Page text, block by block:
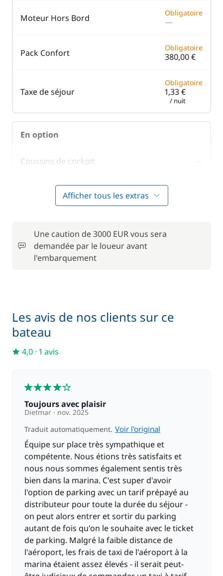
Moteur Hors Bord Obligatoire
—
Pack Confort Obligatoire
380,00 €
Taxe de séjour
Obligatoire
1,33 €
/ nuit
En option
Coussins de cockpit
Skipper (repas non inclus)
Afficher tous les extras
Une caution de 3000 EUR vous sera
demandée par le loueur avant
l'embarquement
Les avis de nos clients sur ce
bateau
4,0 · 1 avis
Toujours avec plaisir
Dietmar
nov. 2025
Traduit automatiquement. Voir l'original
Équipe sur place très sympathique et
compétente. Nous étions très satisfaits et
nous nous sommes également sentis très
bien dans la marina. C'est super d'avoir
l'option de parking avec un tarif prépayé au
distributeur pour toute la durée du séjour -
on peut alors entrer et sortir du parking
autant de fois qu'on le souhaite avec le ticket
de parking. Malgré la faible distance de
l'aéroport, les frais de taxi de l'aéroport à la
marina étaient assez élevés - il serait peut-